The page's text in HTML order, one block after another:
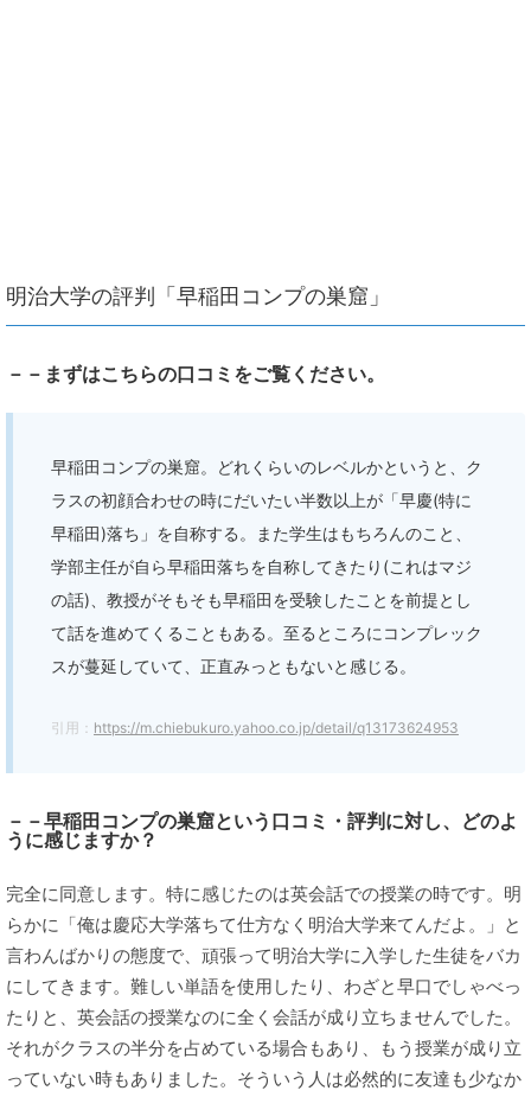
明治大学の評判「早稲田コンプの巣窟」
－－まずはこちらの口コミをご覧ください。
早稲田コンプの巣窟。どれくらいのレベルかというと、ク
ラスの初顔合わせの時にだいたい半数以上が「早慶(特に
早稲田)落ち」を自称する。また学生はもちろんのこと、
学部主任が自ら早稲田落ちを自称してきたり(これはマジ
の話)、教授がそもそも早稲田を受験したことを前提とし
て話を進めてくることもある。至るところにコンプレック
スが蔓延していて、正直みっともないと感じる。
引用： https://m.chiebukuro.yahoo.co.jp/detail/q13173624953
－－早稲田コンプの巣窟という口コミ・評判に対し、どのよ
うに感じますか？
完全に同意します。特に感じたのは英会話での授業の時です。明
らかに「俺は慶応大学落ちて仕方なく明治大学来てんだよ。」と
言わんばかりの態度で、頑張って明治大学に入学した生徒をバカ
にしてきます。難しい単語を使用したり、わざと早口でしゃべっ
たりと、英会話の授業なのに全く会話が成り立ちませんでした。
それがクラスの半分を占めている場合もあり、もう授業が成り立
っていない時もありました。そういう人は必然的に友達も少なか